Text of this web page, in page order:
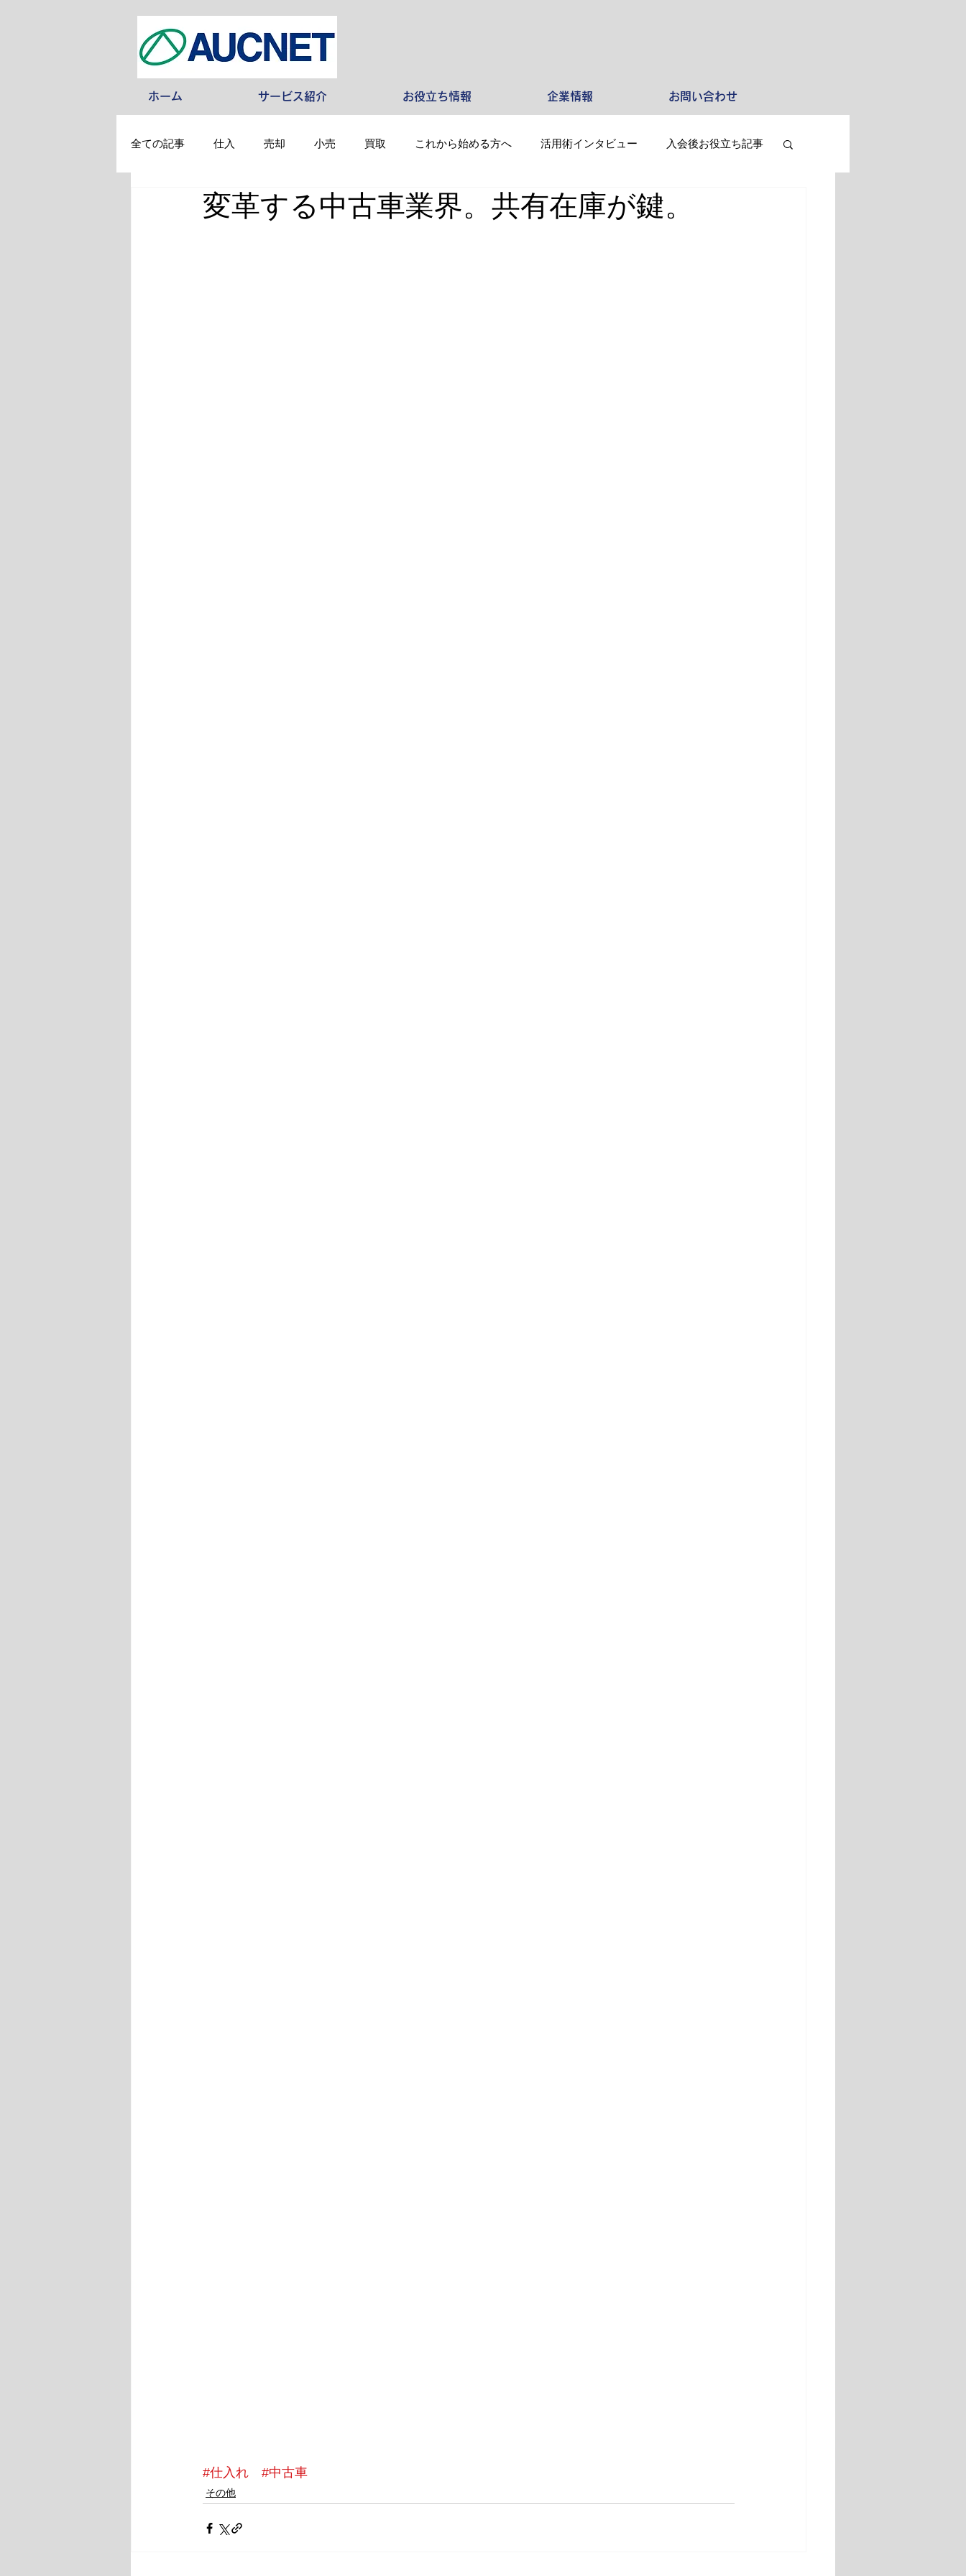
ホーム サービス紹介 お役立ち情報 企業情報 お問い合わせ
全ての記事 仕入 売却 小売 買取 これから始める方へ 活用術インタビュー 入会後お役立ち記事
変革する中古車業界。共有在庫が鍵。
#仕入れ #中古車
その他